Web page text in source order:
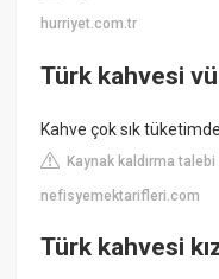
hurriyet.com.tr
Türk kahvesi
Kahve çok sık
Kaynak kaldırma talebi
nefisyemektarifleri.com
Türk kahvesi